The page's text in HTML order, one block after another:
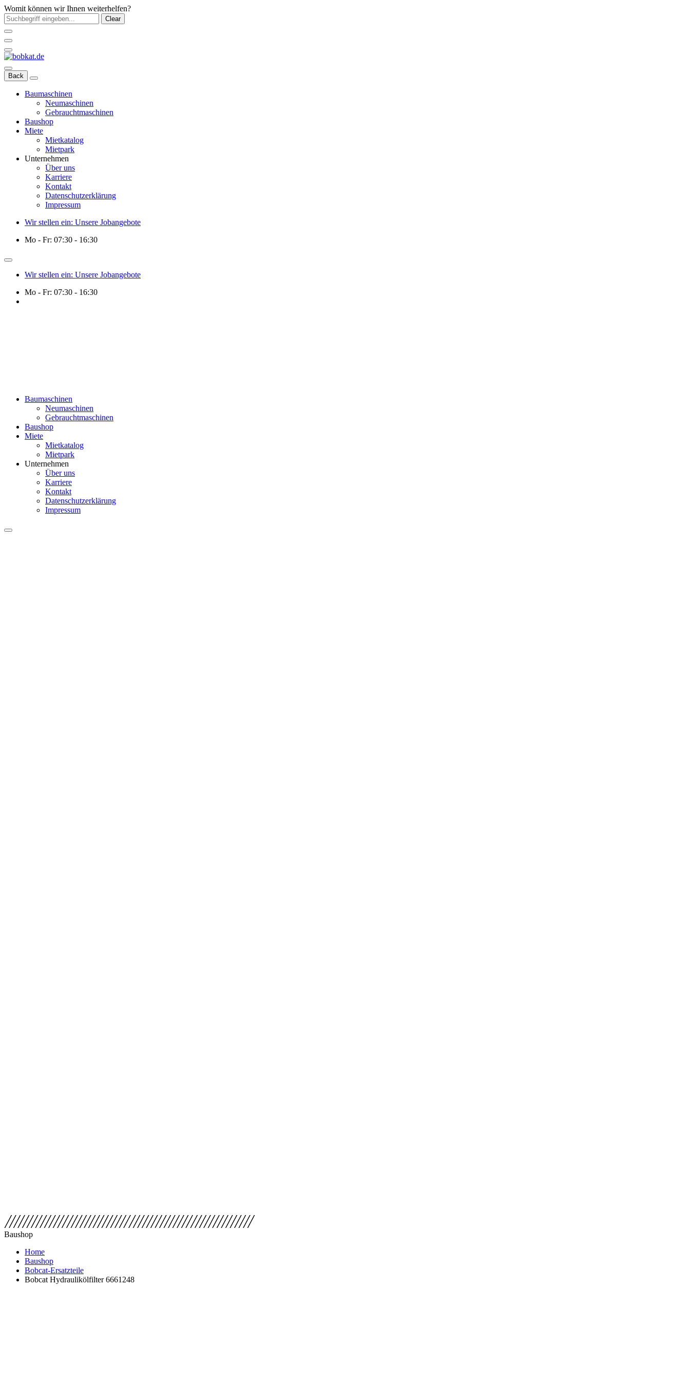
Womit können wir Ihnen weiterhelfen?
Clear
Back
Baumaschinen
Neumaschinen
Gebrauchtmaschinen
Baushop
Miete
Mietkatalog
Mietpark
Unternehmen
Über uns
Karriere
Kontakt
Datenschutzerklärung
Impressum
Wir stellen ein: Unsere Jobangebote
Mo - Fr: 07:30 - 16:30
Wir stellen ein: Unsere Jobangebote
Mo - Fr: 07:30 - 16:30
Baumaschinen
Neumaschinen
Gebrauchtmaschinen
Baushop
Miete
Mietkatalog
Mietpark
Unternehmen
Über uns
Karriere
Kontakt
Datenschutzerklärung
Impressum
Baushop
Home
Baushop
Bobcat-Ersatzteile
Bobcat Hydraulikölfilter 6661248